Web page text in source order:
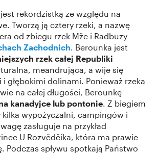
rekordzistką ze względu na
Tworzą ją cztery rzeki, a nazwę
od zbiegu rzek Mže i Radbuzy
Zachodnich. Berounka jest
rzek całej Republiki
meandrująca, a wije się
i głębokimi dolinami. Ponieważ rzeka
na całej długości, Berounkę
kanadyjce lub pontonie. Z biegiem
kilka wypożyczalni, campingów i
zasługuje na przykład
U Rozvědčíka, która ma prawie
Podczas spływu spotkają Państwo